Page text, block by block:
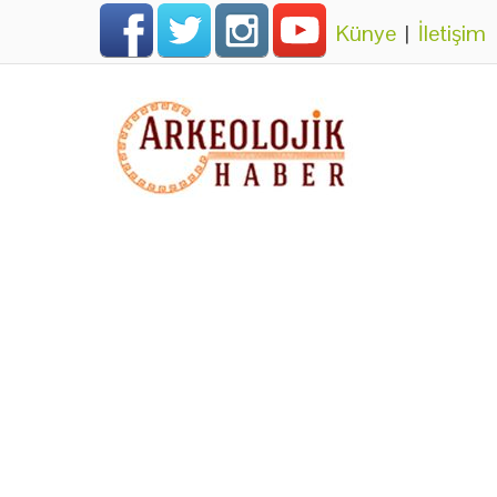
Künye | İletişim